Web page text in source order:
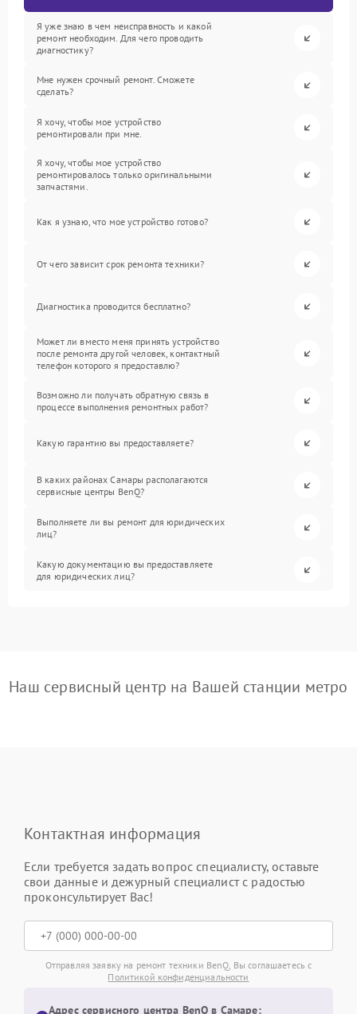
Я уже знаю в чем неисправность и какой
ремонт необходим. Для чего проводить
диагностику?
Мне нужен срочный ремонт. Сможете
сделать?
Я хочу, чтобы мое устройство
ремонтировали при мне.
Я хочу, чтобы мое устройство
ремонтировалось только оригинальными
запчастями.
Как я узнаю, что мое устройство готово?
От чего зависит срок ремонта техники?
Диагностика проводится бесплатно?
Может ли вместо меня принять устройство
после ремонта другой человек, контактный
телефон которого я предоставлю?
Возможно ли получать обратную связь в
процессе выполнения ремонтных работ?
Какую гарантию вы предоставляете?
В каких районах Самары располагаются
сервисные центры BenQ?
Выполняете ли вы ремонт для юридических
лиц?
Какую документацию вы предоставляете
для юридических лиц?
Наш сервисный центр на Вашей станции метро
Контактная информация
Если требуется задать вопрос специалисту, оставьте
свои данные и дежурный специалист с радостью
проконсультирует Вас!
Отправляя заявку на ремонт техники BenQ, Вы соглашаетесь с
Политикой конфиденциальности
Адрес сервисного центра BenQ в Самаре: